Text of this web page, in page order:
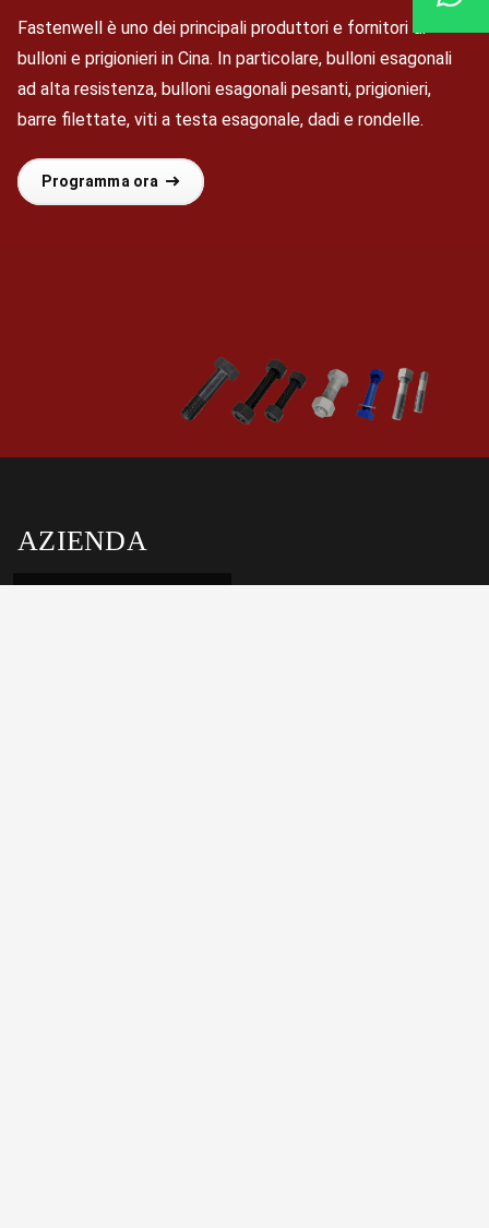
Fastenwell è uno dei principali produttori e fornitori di
bulloni e prigionieri in Cina. In particolare, bulloni esagonali
ad alta resistenza, bulloni esagonali pesanti, prigionieri,
barre filettate, viti a testa esagonale, dadi e rondelle.
Programma ora
AZIENDA